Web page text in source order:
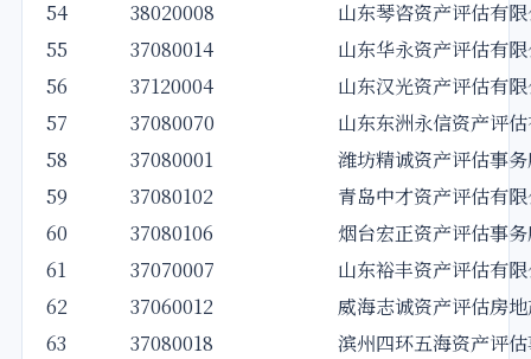
54
38020008
山东琴咨资产评估有
55
37080014
山东华永资产评估有
56
37120004
山东汉光资产评估有
57
37080070
山东东洲永信资产评
58
37080001
潍坊精诚资产评估事
59
37080102
青岛中才资产评估有
60
37080106
烟台宏正资产评估事
61
37070007
山东裕丰资产评估有
62
37060012
威海志诚资产评估房
63
37080018 滨州四环五海资产评